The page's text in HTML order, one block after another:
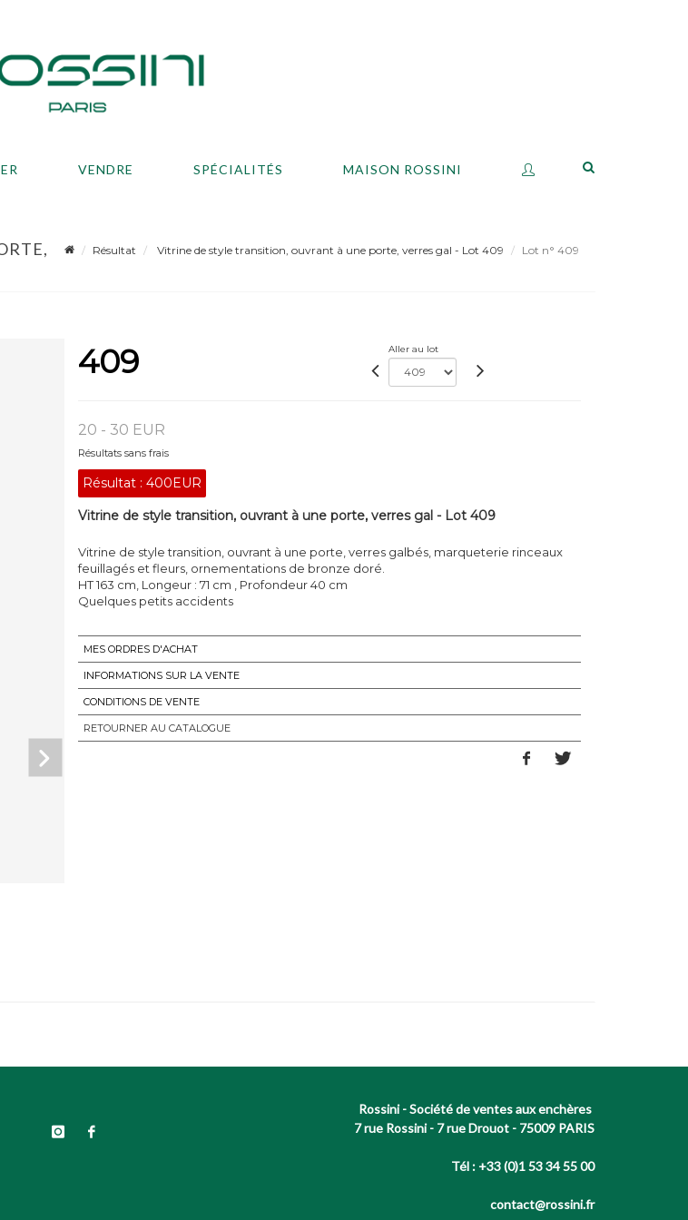
VENDRE SPÉCIALITÉS MAISON ROSSINI
Résultat Vitrine de style transition, ouvrant à une porte, verres gal - Lot 409 Lot n° 409
409 Aller au lot
20 - 30 EUR
Résultats sans frais
Résultat : 400EUR
Vitrine de style transition, ouvrant à une porte, verres gal - Lot 409
Vitrine de style transition, ouvrant à une porte, verres galbés, marqueterie rinceaux
feuillagés et fleurs, ornementations de bronze doré.
HT 163 cm, Longeur : 71 cm , Profondeur 40 cm
Quelques petits accidents
MES ORDRES D'ACHAT
INFORMATIONS SUR LA VENTE
CONDITIONS DE VENTE
RETOURNER AU CATALOGUE
Rossini - Société de ventes aux enchères
7 rue Rossini - 7 rue Drouot - 75009 PARIS
Tél : +33 (0)1 53 34 55 00
contact@rossini.fr